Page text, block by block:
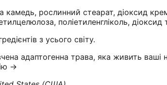
камедь, рослинний стеарат, діоксид
поліетиленгліколь, діоксид
з усього світу.
адаптогенна трава, яка живить ваші
→